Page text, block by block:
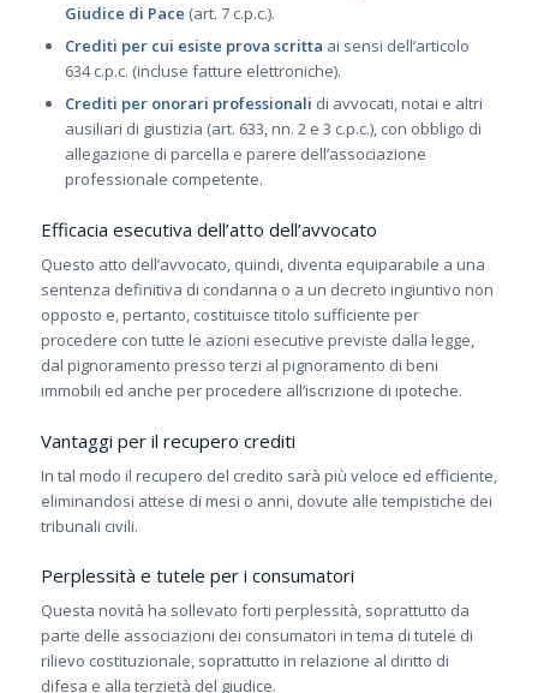
Giudice di Pace (art. 7 c.p.c.).
Crediti per cui esiste prova scritta ai sensi dell’articolo
634 c.p.c. (incluse fatture elettroniche).
Crediti per onorari professionali di avvocati, notai e altri
ausiliari di giustizia (art. 633, nn. 2 e 3 c.p.c.), con obbligo di
allegazione di parcella e parere dell’associazione
professionale competente.
Efficacia esecutiva dell’atto dell’avvocato
Questo atto dell’avvocato, quindi, diventa equiparabile a una
sentenza definitiva di condanna o a un decreto ingiuntivo non
opposto e, pertanto, costituisce titolo sufficiente per
procedere con tutte le azioni esecutive previste dalla legge,
dal pignoramento presso terzi al pignoramento di beni
immobili ed anche per procedere all’iscrizione di ipoteche.
Vantaggi per il recupero crediti
In tal modo il recupero del credito sarà più veloce ed efficiente,
eliminandosi attese di mesi o anni, dovute alle tempistiche dei
tribunali civili.
Perplessità e tutele per i consumatori
Questa novità ha sollevato forti perplessità, soprattutto da
parte delle associazioni dei consumatori in tema di tutele di
rilievo costituzionale, soprattutto in relazione al diritto di
difesa e alla terzietà del giudice.